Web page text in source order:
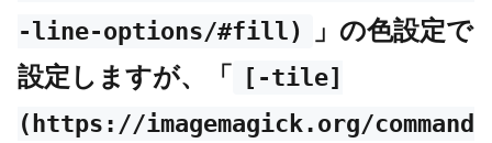
-line-options/#fill)
」の色設定で
設定しますが、「
[-tile]
(https://imagemagick.org/command